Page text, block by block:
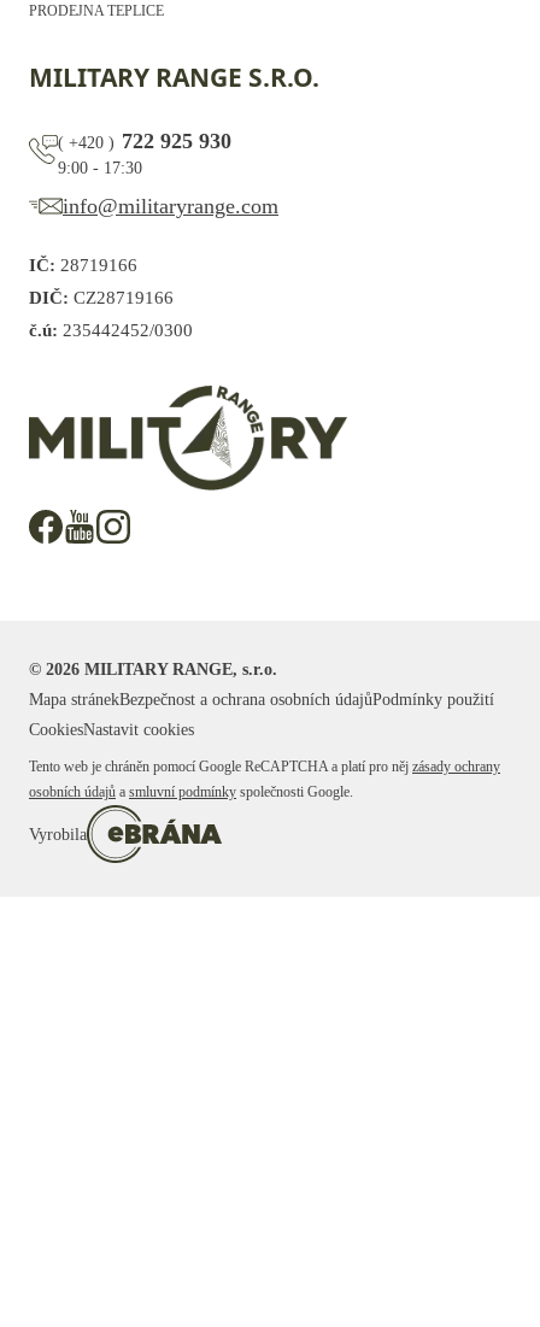
PRODEJNA TEPLICE
MILITARY RANGE S.R.O.
( +420 ) 722 925 930
9:00 - 17:30
info@militaryrange.com
IČ: 28719166
DIČ: CZ28719166
č.ú: 235442452/0300
© 2026 MILITARY RANGE, s.r.o.
Mapa stránekBezpečnost a ochrana osobních údajůPodmínky použití
CookiesNastavit cookies
Tento web je chráněn pomocí Google ReCAPTCHA a platí pro něj zásady ochrany
osobních údajů a smluvní podmínky společnosti Google.
Vyrobila